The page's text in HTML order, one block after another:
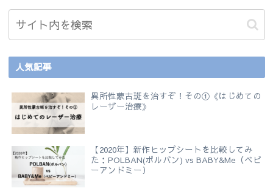
人気記事
異所性蒙古斑を治すぞ！その①《はじめての
レーザー治療》
【2020年】新作ヒップシートを比較してみ
た：POLBAN(ポルバン) vs BABY&Me（ベビ
ーアンドミー）